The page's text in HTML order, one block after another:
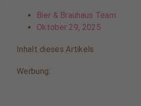
Bier & Brauhaus Team
Oktober 29, 2025
Inhalt dieses Artikels
Werbung: